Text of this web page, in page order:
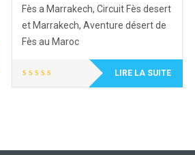
Fès a Marrakech, Circuit Fès desert
et Marrakech, Aventure désert de
Fès au Maroc
LIRE LA SUITE